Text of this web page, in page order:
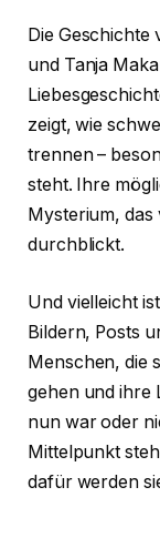
Die
und Tanja
zeigt, wie
trennen –
steht. Ihre
Mysterium,
durchblickt.
Und vielleicht
Bildern, Posts
Menschen, die
gehen und ihre
nun war oder
Mittelpunkt
dafür werden